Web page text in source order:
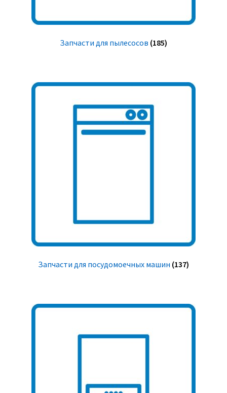
Запчасти для пылесосов (185)
Запчасти для посудомоечных машин (137)